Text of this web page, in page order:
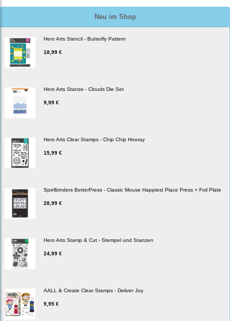
Neu im Shop
Hero Arts Stencil - Butterfly Pattern
18,99 €
Hero Arts Stanze - Clouds Die Set
9,99 €
Hero Arts Clear Stamps - Chip Chip Hooray
15,99 €
Spellbinders BetterPress - Classic Mouse Happiest Place Press + Foil Plate
28,99 €
Hero Arts Stamp & Cut - Stempel und Stanzen
24,99 €
AALL & Create Clear Stamps - Deliver Joy
9,95 €